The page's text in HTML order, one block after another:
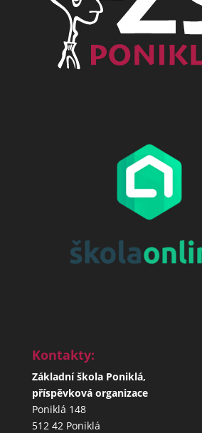
Kontakty:
Základní škola Poniklá,
příspěvková organizace
Poniklá 148
512 42 Poniklá